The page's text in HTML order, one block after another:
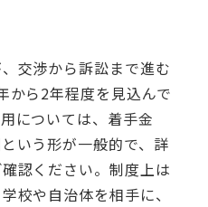
交渉から訴訟まで進む
から2年程度を見込んで
については、着手金
いう形が一般的で、詳
認ください。制度上は
校や自治体を相手に、